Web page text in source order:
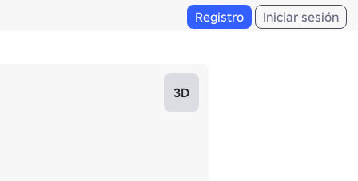
Registro Iniciar sesión
3D